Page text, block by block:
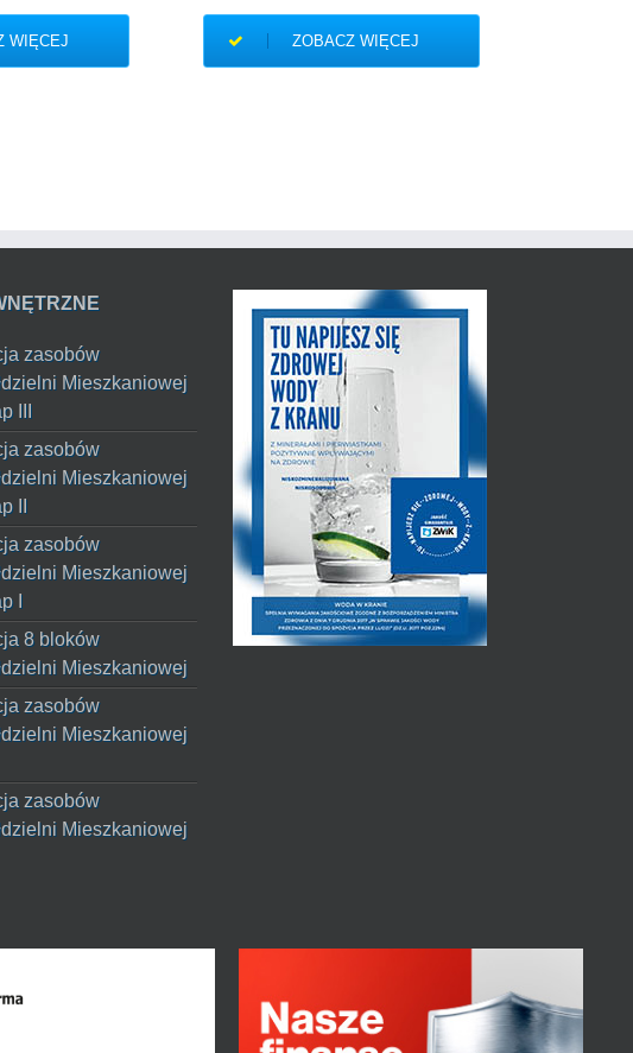
WIĘCEJ ZOBACZ WIĘCEJ
zasobów
Mieszkaniowej
III
zasobów
Mieszkaniowej
II
zasobów
Mieszkaniowej
I
8 bloków
Mieszkaniowej
zasobów
Mieszkaniowej
zasobów
Mieszkaniowej